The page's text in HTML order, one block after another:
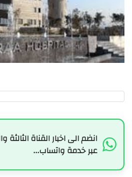
انضم الى اخبار القناة
عبر خدمة واتساب...